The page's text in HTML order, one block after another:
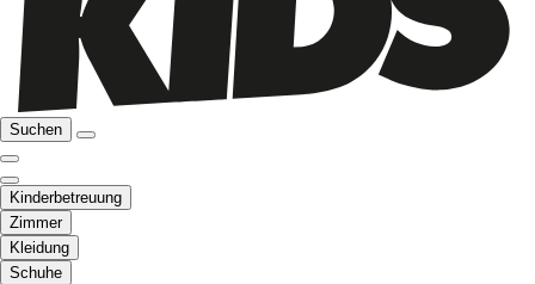
Suchen
Kinderbetreuung
Zimmer
Kleidung
Schuhe